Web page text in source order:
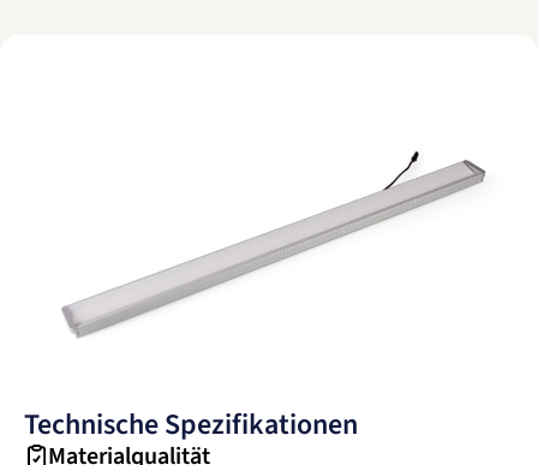
Technische Spezifikationen
Materialqualität